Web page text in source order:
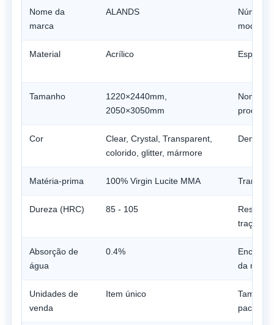
Nome da
marca
ALANDS
Número
modelo
Material Acrílico
Tamanho
1220×2440mm,
2050×3050mm
Nome do
produto
Cor
Clear, Crystal, Transparent,
colorido, glitter, mármore
Matéria-prima 100% Virgin Lucite MMA
Dureza (HRC) 85 - 105
tração
Absorção de
água
0.4%
da
Unidades de
venda
Item único
pacote